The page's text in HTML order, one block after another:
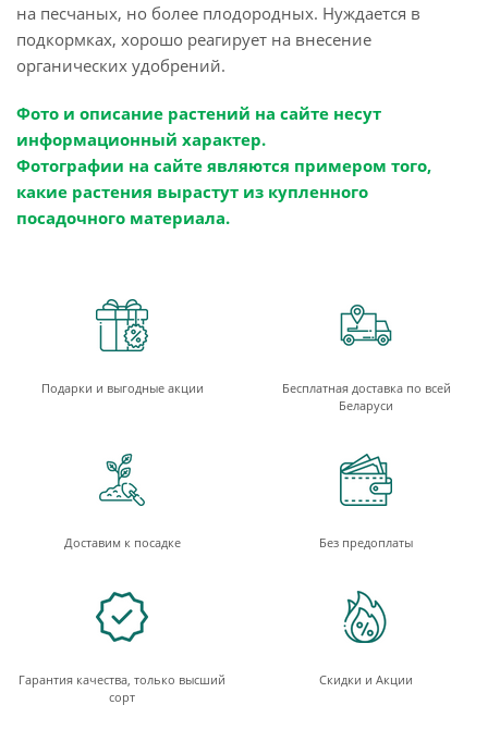
на песчаных, но более плодородных. Hуждается в
подкормках, хорошо реагирует на внесение
органических удобрений.
Фото и описание растений на сайте несут
информационный характер.
Фотографии на сайте являются примером того,
какие растения вырастут из купленного
посадочного материала.
Подарки и выгодные акции
Бесплатная доставка по всей
Беларуси
Доставим к посадке Без предоплаты
Гарантия качества, только высший
сорт
Скидки и Акции